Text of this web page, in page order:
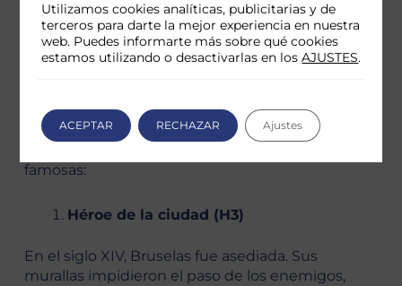
creó para abastecer la ciudad de agua potable.
Sin embargo, deambulan leyendas alternativas
famosas:
Héroe de la ciudad (H3)
En el siglo XIV, Bruselas fue asediada. Sus
murallas impidieron el paso de los enemigos,
Utilizamos cookies analíticas, publicitarias y de
terceros para darte la mejor experiencia en nuestra
web. Puedes informarte más sobre qué cookies
estamos utilizando o desactivarlas en losAJUSTES.
ACEPTAR RECHAZAR Ajustes